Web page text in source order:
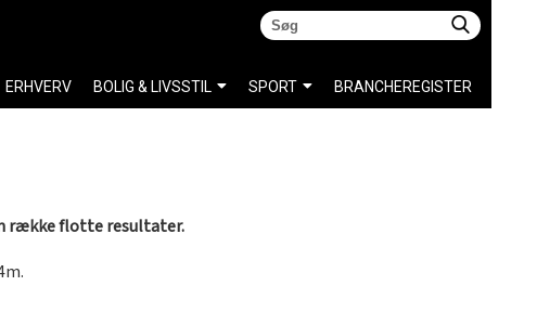
række flotte resultater.
ERHVERV BOLIG & LIVSSTIL SPORT BRANCHEREGISTER